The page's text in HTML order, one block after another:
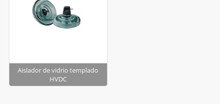
Aislador de vidrio templado
HVDC